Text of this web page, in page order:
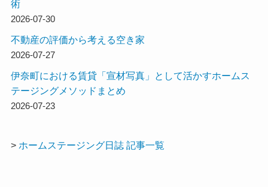
術
2026-07-30
不動産の評価から考える空き家
2026-07-27
伊奈町における賃貸「宣材写真」として活かすホームス
テージングメソッドまとめ
2026-07-23
> ホームステージング日誌 記事一覧